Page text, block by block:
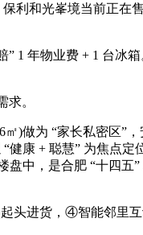
利和光峯境当前正在
1 年物业费 + 1 台冰
。
)做为 “家长私密区”，
康 + 聪慧” 为焦点定
盘中，是合肥 “十四五
头进货，④智能邻里